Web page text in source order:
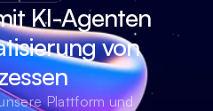
KI-Agenten
von
Plattform und